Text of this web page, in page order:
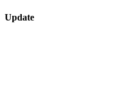
Update